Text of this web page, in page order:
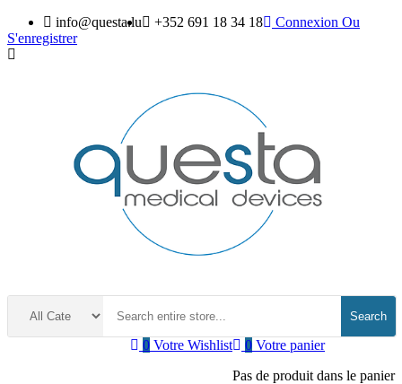
info@questa.lu +352 691 18 34 18 Connexion Ou
S'enregistrer
Search
0 Votre panier
Pas de produit dans le panier
0 Votre Wishlist